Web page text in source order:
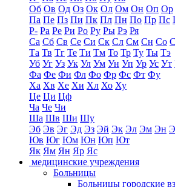
Об Ов Од Оз Ок Ол Ом Он Оп Ор
Па Пе Пз Пи Пк Пл Пн По Пр Пс
Р- Ра Ре Ри Ро Ру Ры Рэ Ря
Са Сб Св Се Си Ск Сл См Сн Со
Та Тв Тг Те Ти Тм То Тр Ту Ты Тэ
Уб Уг Уз Ук Ул Ум Ун Уп Ур Ус Ут
Фа Фе Фи Фл Фо Фр Фс Фт Фу
Ха Хв Хе Хи Хл Хо Ху
Це Ци Цф
Ча Че Чи
Ша Шв Ши Шу
Эб Эв Эг Эд Эз Эй Эк Эл Эм Эн
Юв Юг Юм Юн Юп Ют
Як Ям Ян Яр Яс
медицинские учреждения
Больницы
Больницы городские